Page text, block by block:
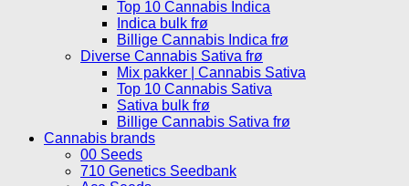
Top 10 Cannabis Indica
Indica bulk frø
Billige Cannabis Indica frø
Diverse Cannabis Sativa frø
Mix pakker | Cannabis Sativa
Top 10 Cannabis Sativa
Sativa bulk frø
Billige Cannabis Sativa frø
Cannabis brands
00 Seeds
710 Genetics Seedbank